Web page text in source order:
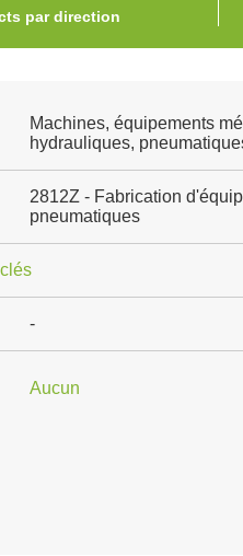
par direction
Machines, équipements
hydrauliques,
2812Z - Fabrication
pneumatiques
-
Aucun